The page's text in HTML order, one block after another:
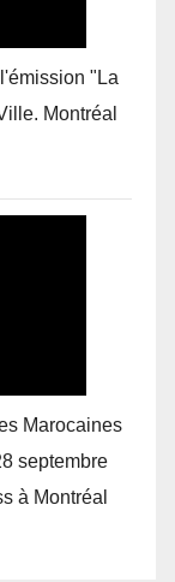
"La
Montréal
Marocaines
septembre
à Montréal